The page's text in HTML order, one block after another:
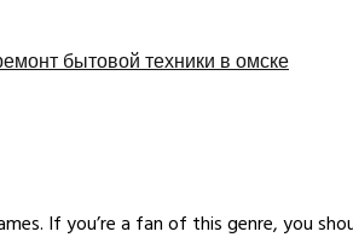
бытовой техники в омске
If you’re a fan of this genre, you